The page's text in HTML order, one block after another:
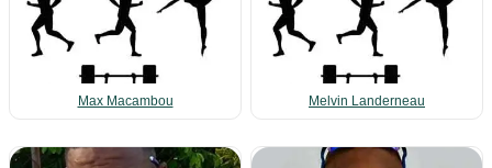
Max Macambou Melvin Landerneau